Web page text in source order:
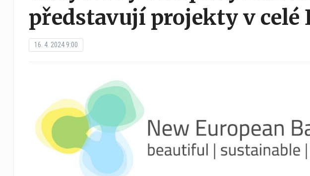
představují projekty v celé
16. 4. 2024 9:00